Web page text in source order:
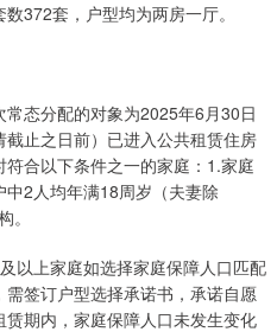
372套，户型均为两房一厅。
态分配的对象为2025年6月30日
止之日前）已进入公共租赁住房
合以下条件之一的家庭：1.家庭
2人均年满18周岁（夫妻除
。
上家庭如选择家庭保障人口匹配
签订户型选择承诺书，承诺自愿
期内，家庭保障人口未发生变化